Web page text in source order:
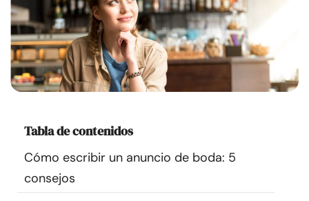
Ayuda
Cursos
Comunidad
Encuentra un terapeuta
Tabla de contenidos
Cómo escribir un anuncio de boda: 5
consejos